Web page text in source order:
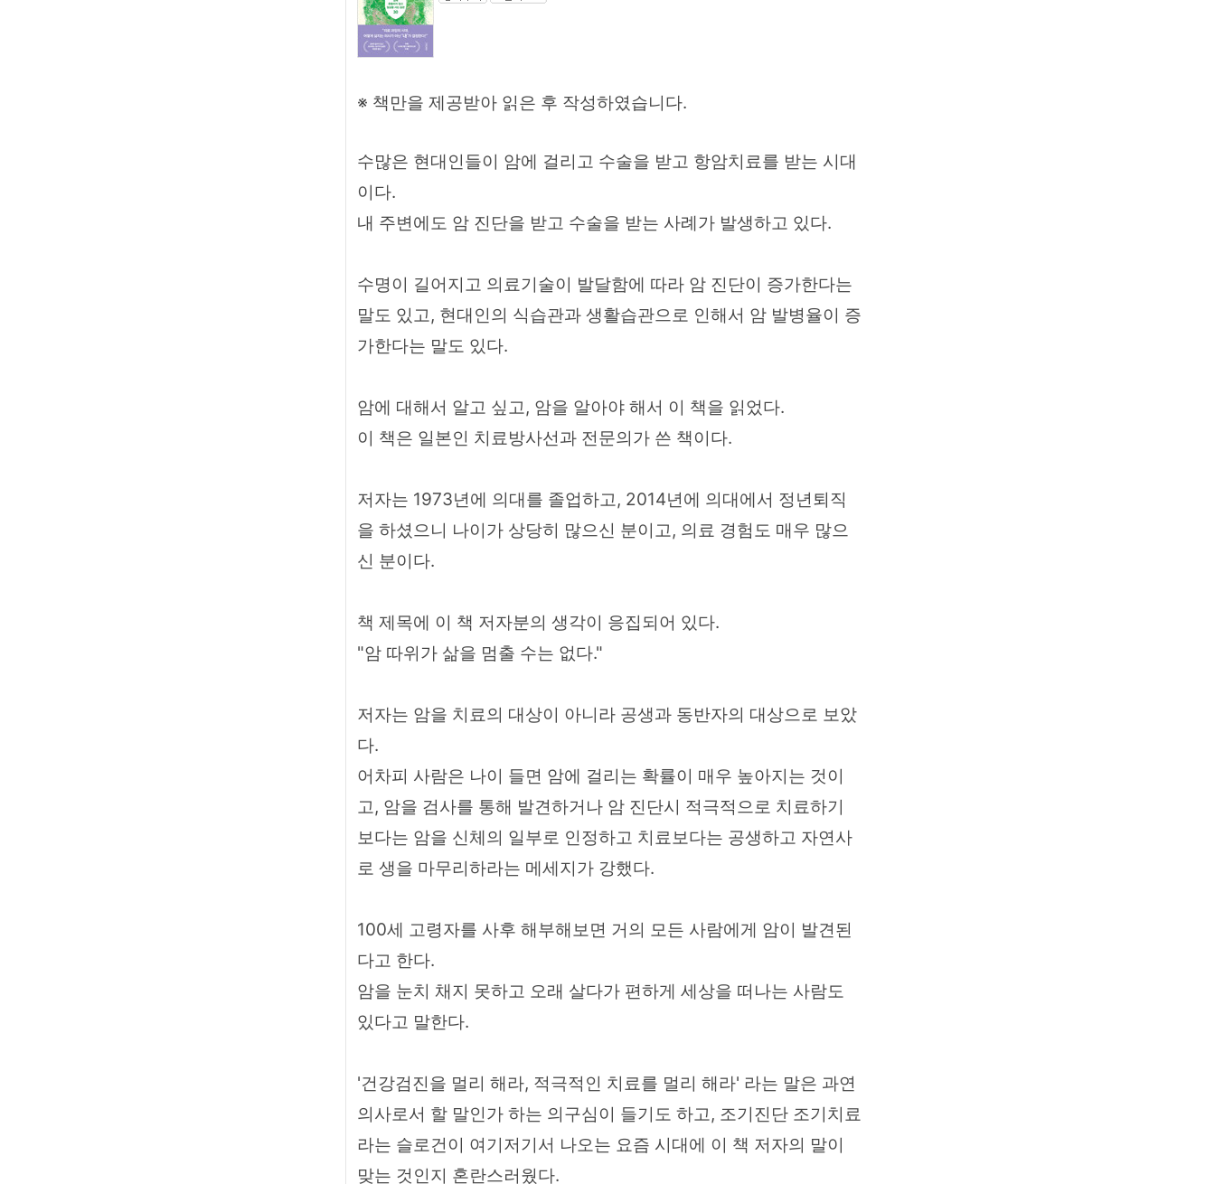
※ 책만을 제공받아 읽은 후 작성하였습니다.
수많은 현대인들이 암에 걸리고 수술을 받고 항암치료를 받는 시대
이다.
내 주변에도 암 진단을 받고 수술을 받는 사례가 발생하고 있다.
수명이 길어지고 의료기술이 발달함에 따라 암 진단이 증가한다는
말도 있고, 현대인의 식습관과 생활습관으로 인해서 암 발병율이 증
가한다는 말도 있다.
암에 대해서 알고 싶고, 암을 알아야 해서 이 책을 읽었다.
이 책은 일본인 치료방사선과 전문의가 쓴 책이다.
저자는 1973년에 의대를 졸업하고, 2014년에 의대에서 정년퇴직
을 하셨으니 나이가 상당히 많으신 분이고, 의료 경험도 매우 많으
신 분이다.
책 제목에 이 책 저자분의 생각이 응집되어 있다.
"암 따위가 삶을 멈출 수는 없다."
저자는 암을 치료의 대상이 아니라 공생과 동반자의 대상으로 보았
다.
어차피 사람은 나이 들면 암에 걸리는 확률이 매우 높아지는 것이
고, 암을 검사를 통해 발견하거나 암 진단시 적극적으로 치료하기
보다는 암을 신체의 일부로 인정하고 치료보다는 공생하고 자연사
로 생을 마무리하라는 메세지가 강했다.
100세 고령자를 사후 해부해보면 거의 모든 사람에게 암이 발견된
다고 한다.
암을 눈치 채지 못하고 오래 살다가 편하게 세상을 떠나는 사람도
있다고 말한다.
'건강검진을 멀리 해라, 적극적인 치료를 멀리 해라' 라는 말은 과연
의사로서 할 말인가 하는 의구심이 들기도 하고, 조기진단 조기치료
라는 슬로건이 여기저기서 나오는 요즘 시대에 이 책 저자의 말이
맞는 것인지 혼란스러웠다.